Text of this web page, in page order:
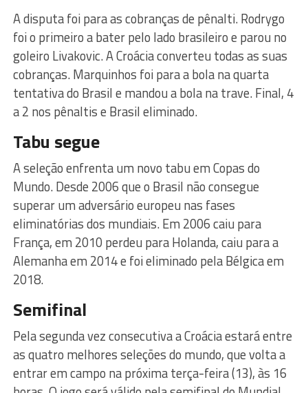
A disputa foi para as cobranças de pênalti. Rodrygo
foi o primeiro a bater pelo lado brasileiro e parou no
goleiro Livakovic. A Croácia converteu todas as suas
cobranças. Marquinhos foi para a bola na quarta
tentativa do Brasil e mandou a bola na trave. Final, 4
a 2 nos pênaltis e Brasil eliminado.
Tabu segue
A seleção enfrenta um novo tabu em Copas do
Mundo. Desde 2006 que o Brasil não consegue
superar um adversário europeu nas fases
eliminatórias dos mundiais. Em 2006 caiu para
França, em 2010 perdeu para Holanda, caiu para a
Alemanha em 2014 e foi eliminado pela Bélgica em
2018.
Semifinal
Pela segunda vez consecutiva a Croácia estará entre
as quatro melhores seleções do mundo, que volta a
entrar em campo na próxima terça-feira (13), às 16